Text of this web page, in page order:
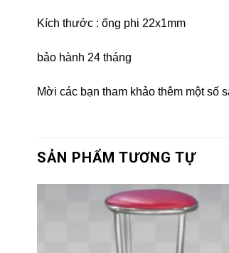
Kích thước : ống phi 22x1mm
bảo hành 24 tháng
Mời các bạn tham khảo thêm một số
SẢN PHẨM TƯƠNG TỰ